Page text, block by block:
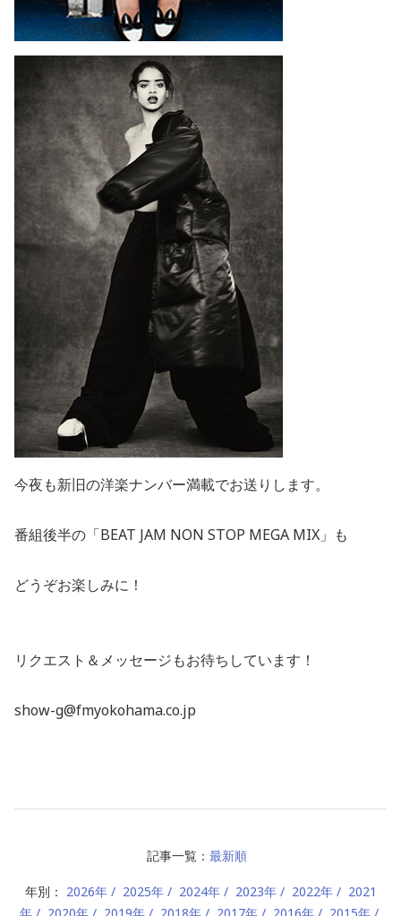
今夜も新旧の洋楽ナンバー満載でお送りします。
番組後半の「BEAT JAM NON STOP MEGA MIX」も
どうぞお楽しみに！
リクエスト＆メッセージもお待ちしています！
show-g@fmyokohama.co.jp
記事一覧： 最新順
年別： 2026年 2025年 2024年 2023年 2022年
2021
年
2020年 2019年 2018年 2017年 2016年 2015年